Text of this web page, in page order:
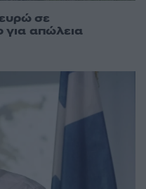
σε
απώλεια